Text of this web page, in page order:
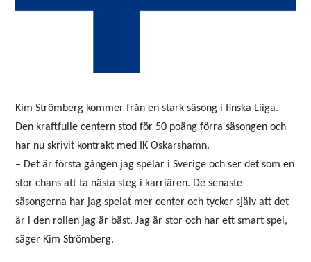
Kim Strömberg kommer från en stark säsong i finska Liiga.
Den kraftfulle centern stod för 50 poäng förra säsongen och
har nu skrivit kontrakt med IK Oskarshamn.
– Det är första gången jag spelar i Sverige och ser det som en
stor chans att ta nästa steg i karriären. De senaste
säsongerna har jag spelat mer center och tycker själv att det
är i den rollen jag är bäst. Jag är stor och har ett smart spel,
säger Kim Strömberg.